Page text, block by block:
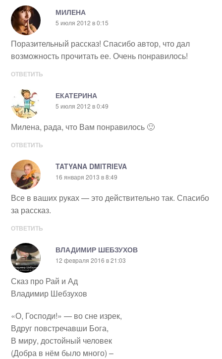
МИЛЕНА
5 июля 2012 в 0:15
Поразительный рассказ! Спасибо автор, что дал
возможность прочитать ее. Очень понравилось!
ОТВЕТИТЬ
ЕКАТЕРИНА
5 июля 2012 в 0:49
Милена, рада, что Вам понравилось 🙂
ОТВЕТИТЬ
TATYANA DMITRIEVA
16 января 2013 в 8:49
Все в ваших руках — это действительно так. Спасибо
за рассказ.
ОТВЕТИТЬ
ВЛАДИМИР ШЕБЗУХОВ
12 февраля 2016 в 21:03
Сказ про Рай и Ад
Владимир Шебзухов
«О, Господи!» — во сне изрек,
Вдруг повстречавши Бога,
В миру, достойный человек
(Добра в нём было много) –